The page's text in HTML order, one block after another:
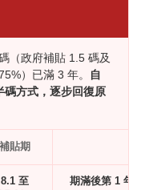
（政府補貼 1.5 碼及
）已滿 3 年。
自
方式，逐步回復原
貼期
至
期滿後第 1 年